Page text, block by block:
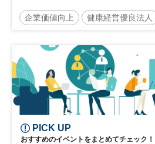
企業価値向上 健康経営優良法人
ウェルビーイング
PICK UP
おすすめのイベントをまとめてチェック！